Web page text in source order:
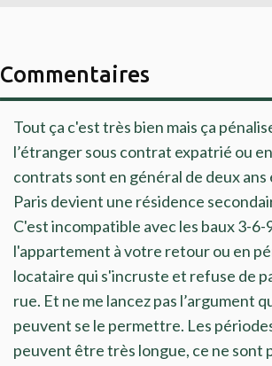
Commentaires
Tout ça c'est très bien mais ça
l’étranger sous contrat expatrié ou
contrats sont en général de deux
Paris devient une résidence
C'est incompatible avec les baux 3-
l'appartement à votre retour ou en
locataire qui s'incruste et refuse de
rue. Et ne me lancez pas l’argument
peuvent se le permettre. Les
peuvent être très longue, ce ne sont